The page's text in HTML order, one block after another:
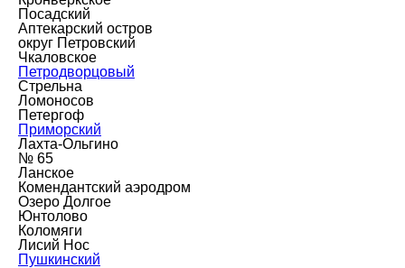
Посадский
Аптекарский остров
округ Петровский
Чкаловское
Петродворцовый
Стрельна
Ломоносов
Петергоф
Приморский
Лахта-Ольгино
№ 65
Ланское
Комендантский аэродром
Озеро Долгое
Юнтолово
Коломяги
Лисий Нос
Пушкинский